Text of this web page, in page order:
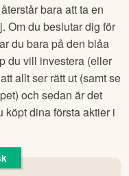
bara att ta en
Om du beslutar dig för
du bara på den blåa
du vill investera (eller
allt ser rätt ut (samt se
och sedan är det
köpt dina första aktier i